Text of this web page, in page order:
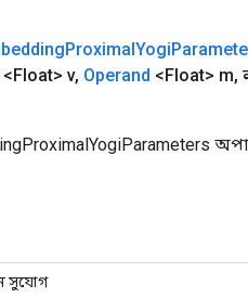
ProximalYogi
<Float> v, Operand <Float> m,
সুযোগ